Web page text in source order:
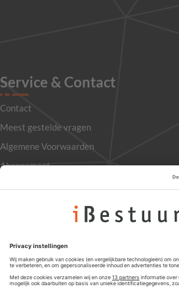
Service & Contact
Contact
Meest gestelde vragen
Algemene Voorwaarden
Abonnement
Privacyinstellingen